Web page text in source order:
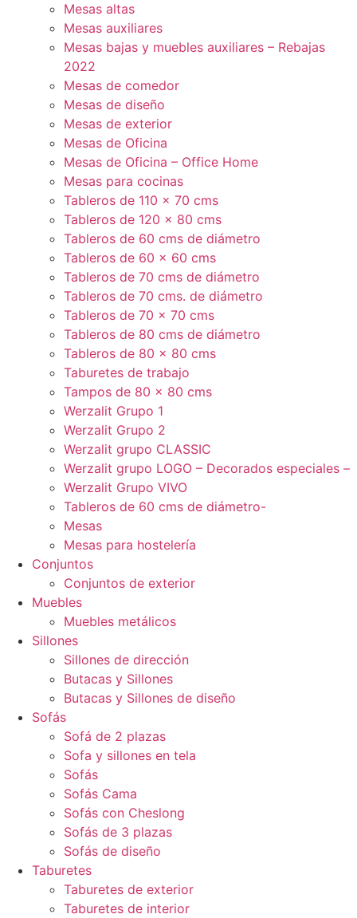
Mesas altas
Mesas auxiliares
Mesas bajas y muebles auxiliares – Rebajas
2022
Mesas de comedor
Mesas de diseño
Mesas de exterior
Mesas de Oficina
Mesas de Oficina – Office Home
Mesas para cocinas
Tableros de 110 x 70 cms
Tableros de 120 x 80 cms
Tableros de 60 cms de diámetro
Tableros de 60 x 60 cms
Tableros de 70 cms de diámetro
Tableros de 70 cms. de diámetro
Tableros de 70 x 70 cms
Tableros de 80 cms de diámetro
Tableros de 80 x 80 cms
Taburetes de trabajo
Tampos de 80 x 80 cms
Werzalit Grupo 1
Werzalit Grupo 2
Werzalit grupo CLASSIC
Werzalit grupo LOGO – Decorados especiales –
Werzalit Grupo VIVO
Tableros de 60 cms de diámetro-
Mesas
Mesas para hostelería
Conjuntos
Conjuntos de exterior
Muebles
Muebles metálicos
Sillones
Sillones de dirección
Butacas y Sillones
Butacas y Sillones de diseño
Sofás
Sofá de 2 plazas
Sofa y sillones en tela
Sofás
Sofás Cama
Sofás con Cheslong
Sofás de 3 plazas
Sofás de diseño
Taburetes
Taburetes de exterior
Taburetes de interior